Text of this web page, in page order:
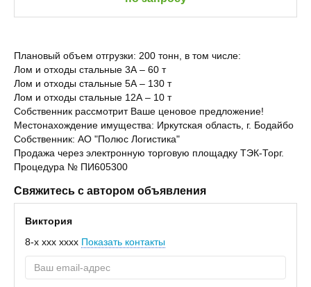
Плановый объем отгрузки: 200 тонн, в том числе:
Лом и отходы стальные 3А – 60 т
Лом и отходы стальные 5А – 130 т
Лом и отходы стальные 12А – 10 т
Собственник рассмотрит Ваше ценовое предложение!
Местонахождение имущества: Иркутская область, г. Бодайбо
Собственник: АО "Полюс Логистика"
Продажа через электронную торговую площадку ТЭК-Торг.
Процедура № ПИ605300
Свяжитесь с автором объявления
Виктория
8-x xxx xxxx Показать контакты